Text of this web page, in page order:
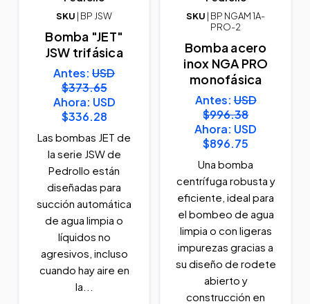
SKU | BP JSW
Bomba "JET"
JSW trifásica
Antes:USD
$373.65
Ahora: USD
$336.28
Las bombas JET de
la serie JSW de
Pedrollo están
diseñadas para
succión automática
de agua limpia o
líquidos no
agresivos, incluso
cuando hay aire en
la...
SKU | BP NGAM 1A-
PRO-2
Bomba acero
inox NGA PRO
monofásica
Antes:USD
$996.38
Ahora: USD
$896.75
Una bomba
centrífuga robusta y
eficiente, ideal para
el bombeo de agua
limpia o con ligeras
impurezas gracias a
su diseño de rodete
abierto y
construcción en